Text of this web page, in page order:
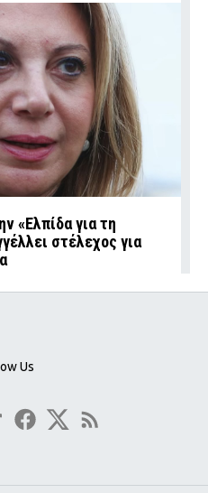
«Ελπίδα για τη
στέλεχος για
Us